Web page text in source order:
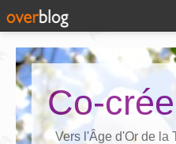
Co-
Vers l'Âge d'Or de la